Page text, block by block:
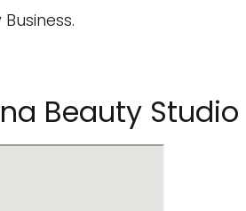
Beauty Studio